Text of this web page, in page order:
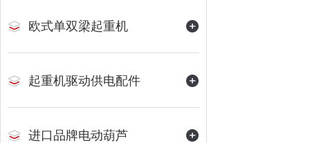
欧式单双梁起重机
起重机驱动供电配件
进口品牌电动葫芦